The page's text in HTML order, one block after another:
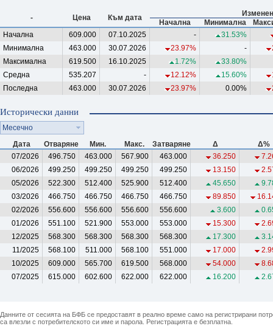
- Цена Към дата
Начална
Минимална
Начална
609.000 07.10.2025 -
31.53%
Минимална
463.000 30.07.2026 23.97% -
Максимална
619.500 16.10.2025 1.72%
33.80%
Средна
535.207 - 12.12% 15.60%
Последна
463.000 30.07.2026 23.97% 0.00%
Исторически данни
Месечно
Дата
Отваряне Мин. Макс. Затваряне Δ
Δ%
07/2026
496.750 463.000 567.900 463.000 36.250
06/2026
499.250 499.250 499.250 499.250 13.150
05/2026
522.300 512.400 525.900 512.400 45.650
03/2026
466.750 466.750 466.750 466.750 89.850
02/2026
556.600 556.600 556.600 556.600 3.600
01/2026
551.100 521.900 553.000 553.000 15.300
12/2025
568.300 568.300 568.300 568.300 17.300
11/2025
568.100 511.000 568.100 551.000 17.000
10/2025
609.000 565.700 619.500 568.000 54.000
07/2025
615.000 602.600 622.000 622.000 16.200
Данните от сесията на БФБ се предоставят в реално време само на регистрирани
са влезли с потребителското си име и парола. Регистрацията е безплатна.